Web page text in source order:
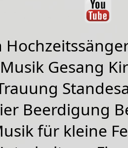
Gesang
Beerdigung
für kleine